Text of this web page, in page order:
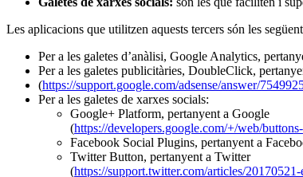
Les aplicacions que utilitzen aquests tercers són les
Per a les galetes d’anàlisi, Google Analytics,
Per a les galetes publicitàries, DoubleClick,
(https://support.google.com/adsense/answer/
Per a les galetes de xarxes socials:
Google+ Platform, pertanyent a Google
(https://developers.google.com/+/web/
Facebook Social Plugins, pertanyent a
Twitter Button, pertanyent a Twitter
(https://support.twitter.com/articles/